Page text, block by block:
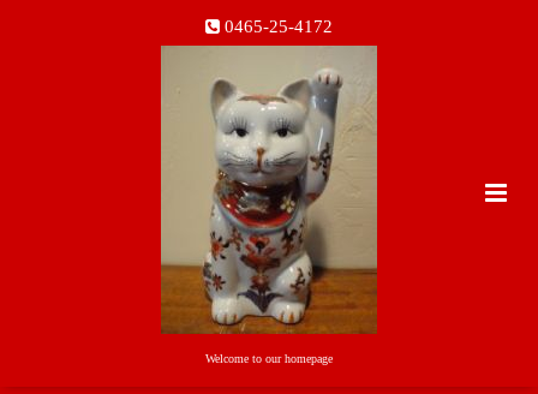
0465-25-4172
Welcome to our homepage